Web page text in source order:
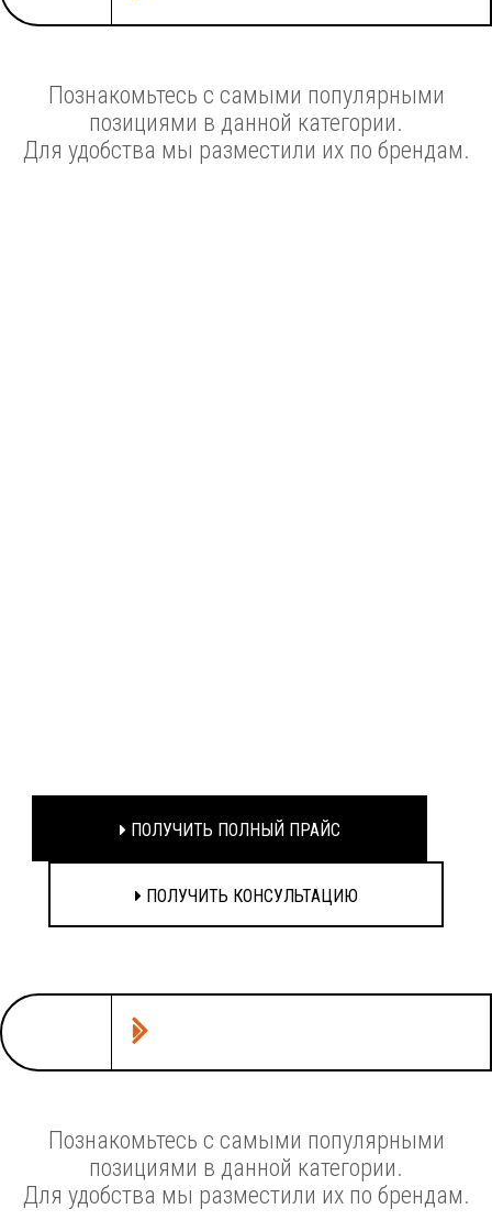
Познакомьтесь с самыми популярными
позициями в данной категории.
Для удобства мы разместили их по брендам.
ПОЛУЧИТЬ ПОЛНЫЙ ПРАЙС
ПОЛУЧИТЬ КОНСУЛЬТАЦИЮ
Познакомьтесь с самыми популярными
позициями в данной категории.
Для удобства мы разместили их по брендам.